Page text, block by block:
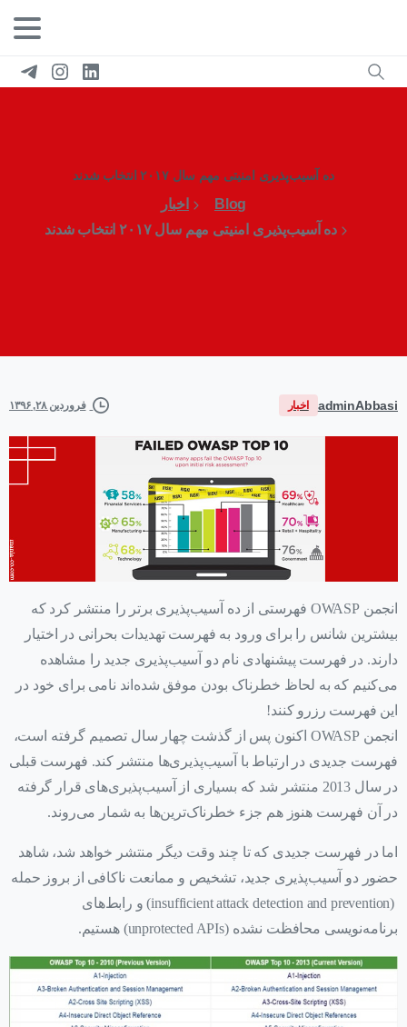
ده آسیب‌پذیری امنیتی مهم سال ۲۰۱۷ انتخاب شدند
Blog
اخبار
ده آسیب‌پذیری امنیتی مهم سال ۲۰۱۷ انتخاب شدند
adminAbbasi اخبار فروردین ۲۸, ۱۳۹۶
انجمن OWASP فهرستی از ده آسیب‌پذیری برتر را منتشر کرد که
بیشترین شانس را برای ورود به فهرست تهدیدات بحرانی در اختیار
دارند. در فهرست پیشنهادی نام دو آسیب‌پذیری جدید را مشاهده
می‌کنیم که به لحاظ خطرناک بودن موفق شده‌اند نامی برای خود در
این فهرست رزرو کنند!
انجمن OWASP اکنون پس از گذشت چهار سال تصمیم گرفته است،
فهرست جدیدی در ارتباط با آسیب‌پذیری‌ها منتشر کند. فهرست قبلی
در سال 2013 منتشر شد که بسیاری از آسیب‌پذیری‌های قرار گرفته
در آن فهرست هنوز هم جزء خطرناک‌ترین‌ها به شمار می‌روند.
اما در فهرست جدیدی که تا چند وقت دیگر منتشر خواهد شد، شاهد
حضور دو آسیب‌پذیری جدید، تشخیص و ممانعت ناکافی از بروز حمله
(insufficient attack detection and prevention) و رابط‌های
برنامه‌نویسی محافظت نشده (unprotected APIs) هستیم.